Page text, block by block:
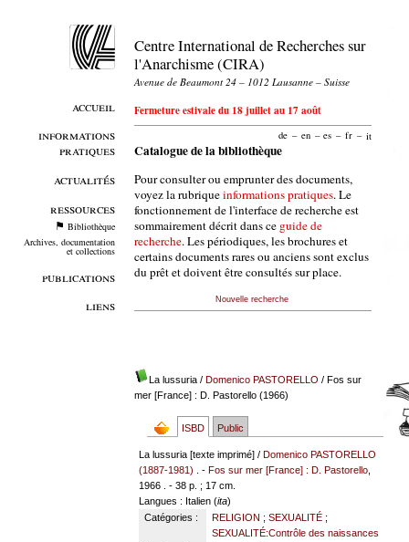
accueil
informations
pratiques
actualités
ressources
Bibliothèque
Archives, documentation
et collections
publications
liens
Centre International de Recherches sur
l'Anarchisme (CIRA)
Avenue de Beaumont 24 – 1012 Lausanne – Suisse
Fermeture estivale du 18 juillet au 17 août
de – en – es – fr – it
Catalogue de la bibliothèque
Pour consulter ou emprunter des documents,
voyez la rubriqueinformations pratiques. Le
fonctionnement de l'interface de recherche est
sommairement décrit dans ce guide de
recherche. Les périodiques, les brochures et
certains documents rares ou anciens sont exclus
du prêt et doivent être consultés sur place.
Nouvelle recherche
La lussuria/ Domenico PASTORELLO / Fos sur
mer [France] : D. Pastorello (1966)
ISBD Public
La lussuria [texte imprimé] /Domenico PASTORELLO
(1887-1981)
. -Fos sur mer [France] : D. Pastorello
1966 . - 38 p. ; 17 cm.
Langues : Italien (ita)
Catégories :
RELIGION ; SEXUALITÉ;
SEXUALITÉ:Contrôle des naissances